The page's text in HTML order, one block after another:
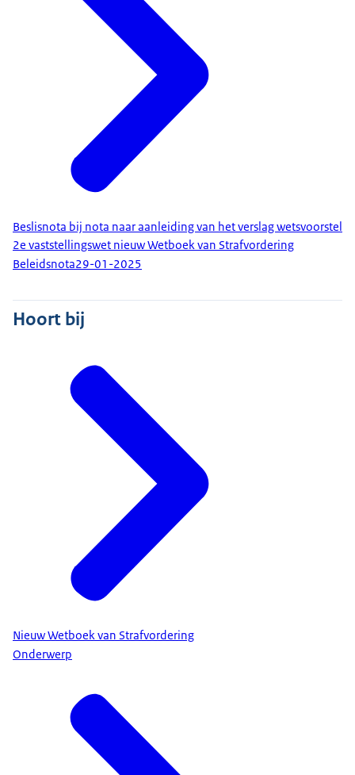
Beslisnota bij nota naar aanleiding van het verslag wetsvoorstel
2e vaststellingswet nieuw Wetboek van Strafvordering
Beleidsnota29-01-2025
Hoort bij
Nieuw Wetboek van Strafvordering
Onderwerp